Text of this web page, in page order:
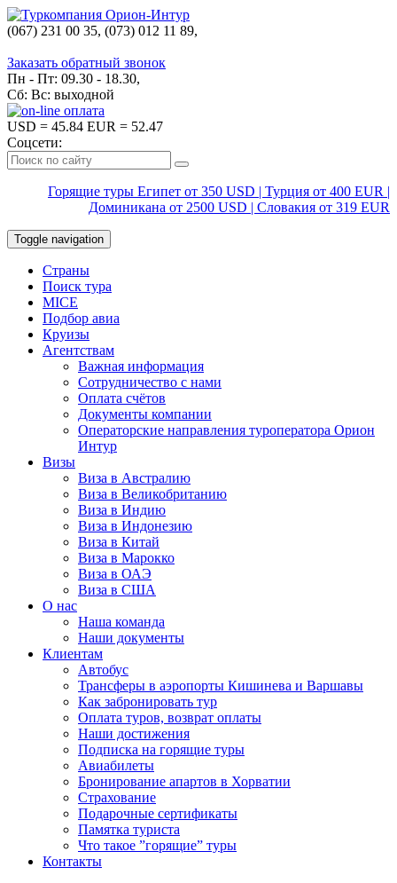
(067) 231 00 35, (073) 012 11 89,
Заказать обратный звонок
Пн - Пт: 09.30 - 18.30,
Сб: Вс: выходной
USD = 45.84 EUR = 52.47
Соцсети:
Горящие туры Египет от 350 USD | Турция от 400 EUR |
Доминикана от 2500 USD | Словакия от 319 EUR
Toggle navigation
Страны
Поиск тура
MICE
Подбор авиа
Круизы
Агентствам
Важная информация
Сотрудничество с нами
Оплата счётов
Документы компании
Операторские направления туроператора Орион
Интур
Визы
Виза в Австралию
Виза в Великобританию
Виза в Индию
Виза в Индонезию
Виза в Китай
Виза в Марокко
Виза в ОАЭ
Виза в США
О нас
Наша команда
Наши документы
Клиентам
Автобус
Трансферы в аэропорты Кишинева и Варшавы
Как забронировать тур
Оплата туров, возврат оплаты
Наши достижения
Подписка на горящие туры
Авиабилеты
Бронирование апартов в Хорватии
Страхование
Подарочные сертификаты
Памятка туриста
Что такое ”горящие” туры
Контакты